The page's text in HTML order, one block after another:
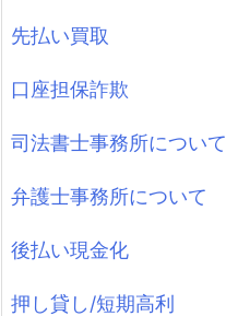
先払い買取
口座担保詐欺
司法書士事務所について
弁護士事務所について
後払い現金化
押し貸し/短期高利